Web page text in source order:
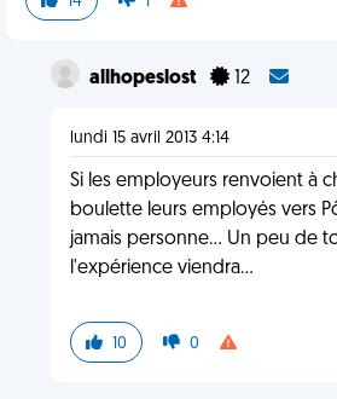
allhopeslost 12
lundi 15 avril 2013 4:14
Si les employeurs renvoient à
boulette leurs employés vers
jamais personne... Un peu de
l'expérience viendra...
10 0